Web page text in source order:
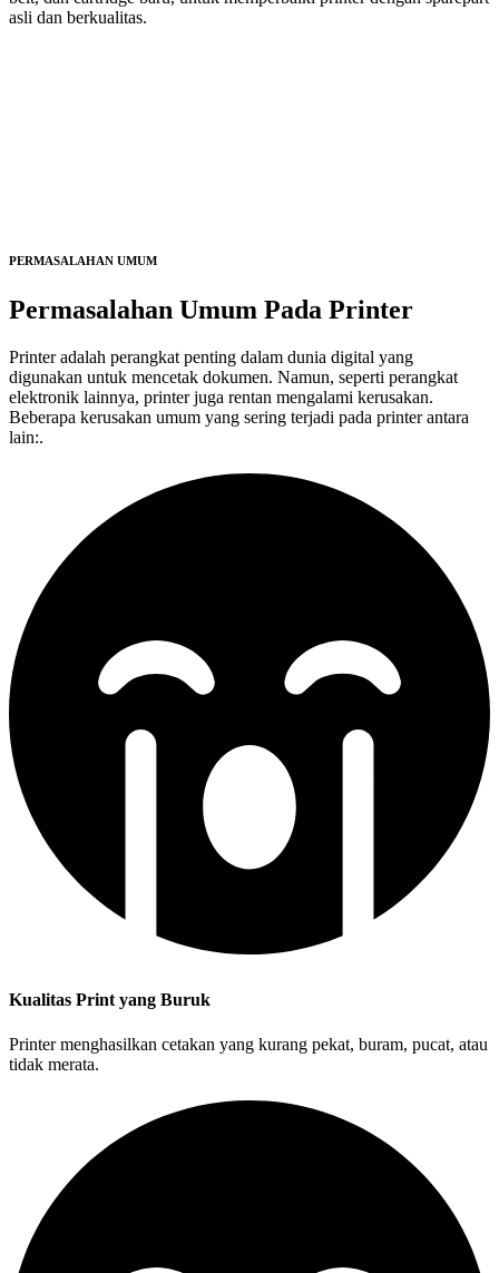
asli dan berkualitas.
PERMASALAHAN UMUM
Permasalahan Umum Pada Printer
Printer adalah perangkat penting dalam dunia digital yang
digunakan untuk mencetak dokumen. Namun, seperti perangkat
elektronik lainnya, printer juga rentan mengalami kerusakan.
Beberapa kerusakan umum yang sering terjadi pada printer antara
lain:.
Kualitas Print yang Buruk
Printer menghasilkan cetakan yang kurang pekat, buram, pucat, atau
tidak merata.